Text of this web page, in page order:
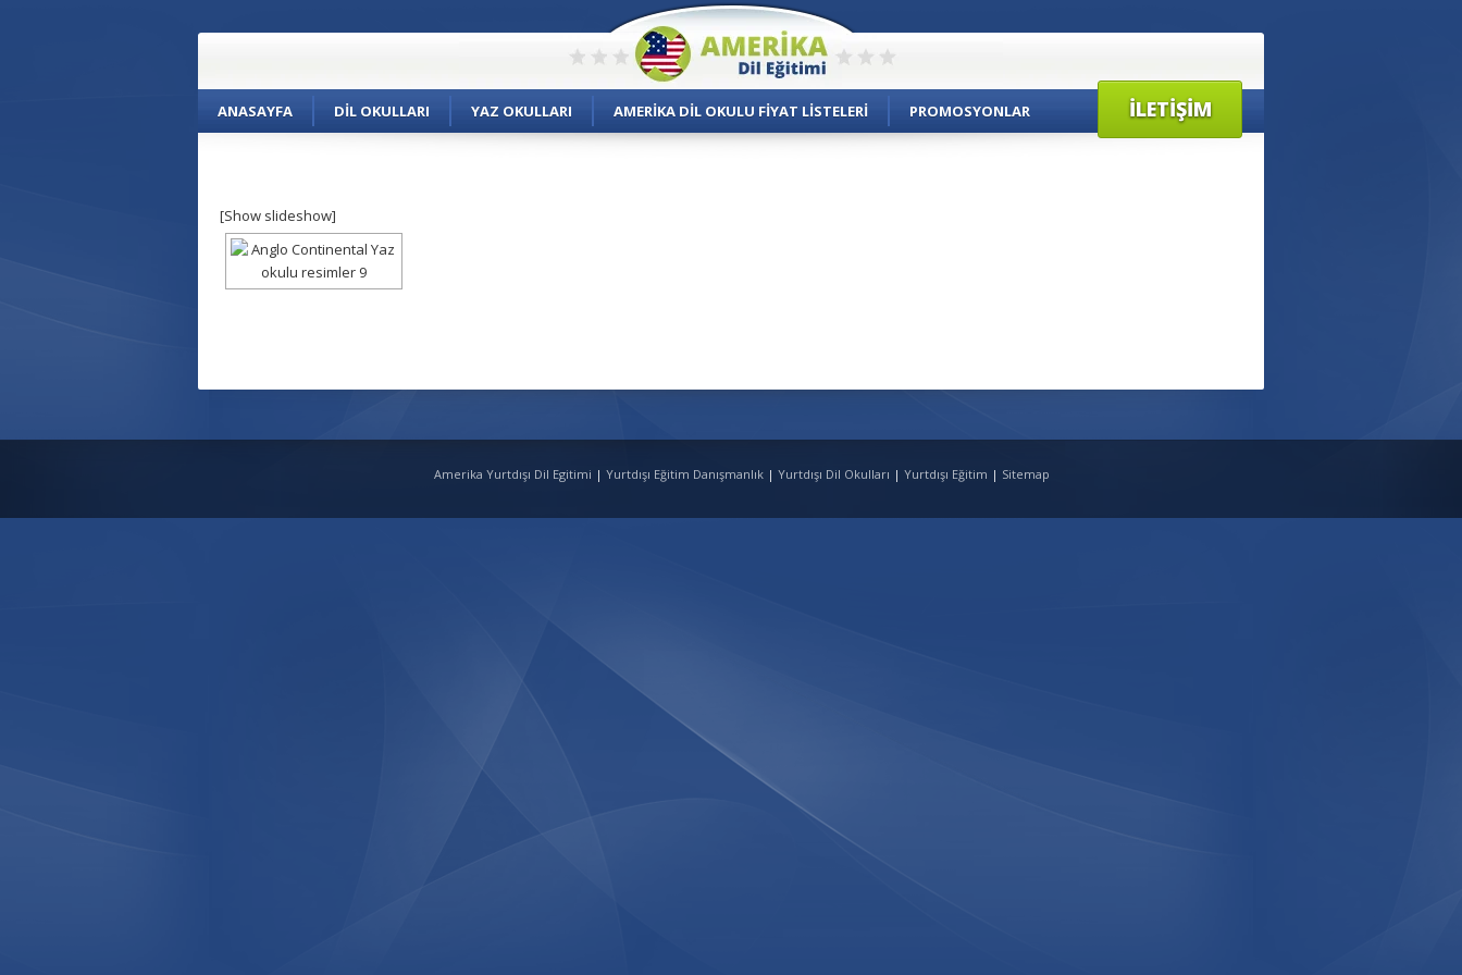
ANASAYFA DIL OKULLARI YAZ OKULLARI AMERIKA DIL OKULU FIYAT LISTELERI PROMOSYONLAR İLETIŞIM
[Show slideshow]
Amerika Yurtdışı Dil Egitimi | Yurtdışı Eğitim Danışmanlık | Yurtdışı Dil Okulları | Yurtdışı Eğitim | Sitemap